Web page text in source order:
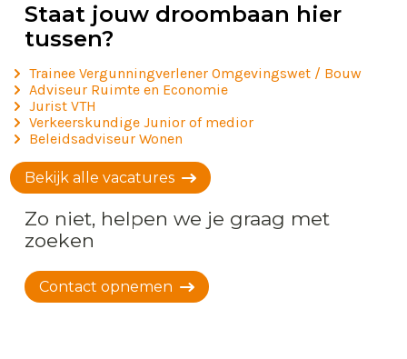
Staat jouw droombaan hier
tussen?
Trainee Vergunningverlener Omgevingswet / Bouw
Adviseur Ruimte en Economie
Jurist VTH
Verkeerskundige Junior of medior
Beleidsadviseur Wonen
Bekijk alle vacatures
Zo niet, helpen we je graag met
zoeken
Contact opnemen